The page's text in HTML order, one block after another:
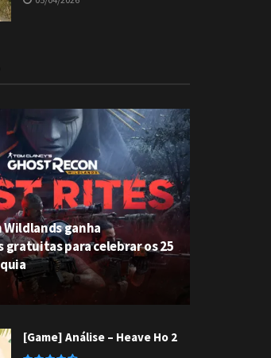
Wildlands ganha
gratuitas para celebrar os 25
[Game] Análise – Heave Ho 2